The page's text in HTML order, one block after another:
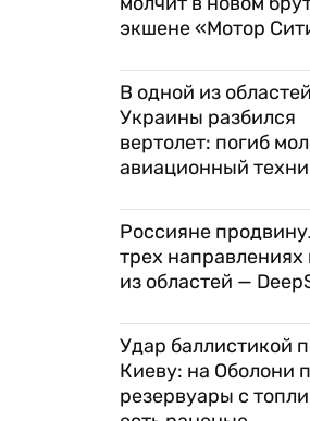
экшене «Мотор
В одной из областей
Украины разбился
вертолет: погиб
авиационный
Россияне
трех направлениях
из областей —
Удар баллистикой
Киеву: на Оболони
резервуары с